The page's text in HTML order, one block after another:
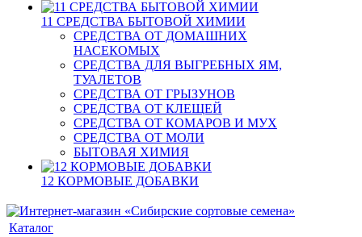
11 СРЕДСТВА БЫТОВОЙ ХИМИИ
СРЕДСТВА ОТ ДОМАШНИХ
НАСЕКОМЫХ
СРЕДСТВА ДЛЯ ВЫГРЕБНЫХ ЯМ,
ТУАЛЕТОВ
СРЕДСТВА ОТ ГРЫЗУНОВ
СРЕДСТВА ОТ КЛЕЩЕЙ
СРЕДСТВА ОТ КОМАРОВ И МУХ
СРЕДСТВА ОТ МОЛИ
БЫТОВАЯ ХИМИЯ
12 КОРМОВЫЕ ДОБАВКИ
Каталог